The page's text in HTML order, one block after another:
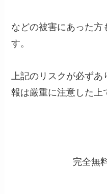
などの被害にあった方
す。
上記のリスクが必ず
報は厳重に注意した上
完全無